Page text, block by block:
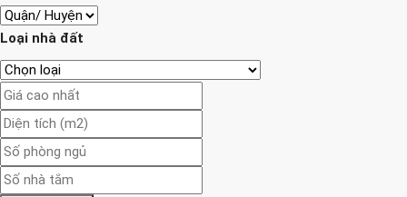
Loại nhà đất